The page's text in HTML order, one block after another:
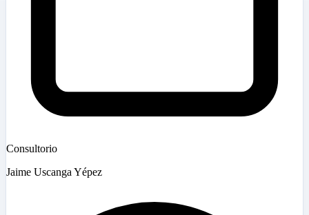
Consultorio
Jaime Uscanga Yépez